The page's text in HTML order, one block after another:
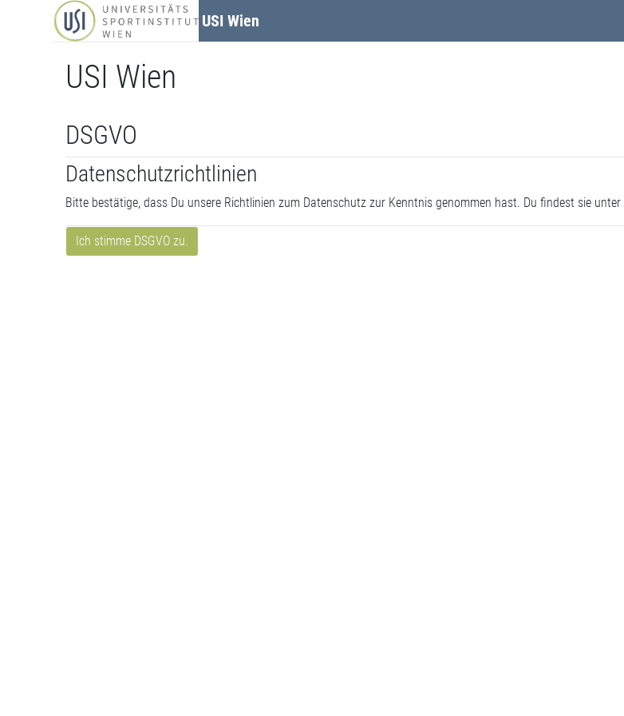
Zum Hauptinhalt
USI Wien
USI Wien
DSGVO
Datenschutzrichtlinien
Bitte bestätige, dass Du unsere Richtlinien zum Datenschutz zur Kenntnis genommen hast. Du findest sie unter
Ich stimme DSGVO zu.